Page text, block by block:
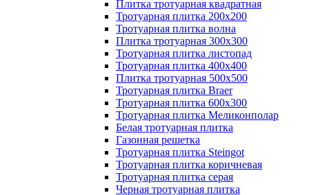
Плитка тротуарная квадратная
Тротуарная плитка 200х200
Тротуарная плитка волна
Плитка тротуарная 300х300
Тротуарная плитка листопад
Тротуарная плитка 400х400
Плитка тротуарная 500x500
Тротуарная плитка Braer
Тротуарная плитка 600х300
Тротуарная плитка Меликонполар
Белая тротуарная плитка
Газонная решетка
Тротуарная плитка Steingot
Тротуарная плитка коричневая
Тротуарная плитка серая
Черная тротуарная плитка